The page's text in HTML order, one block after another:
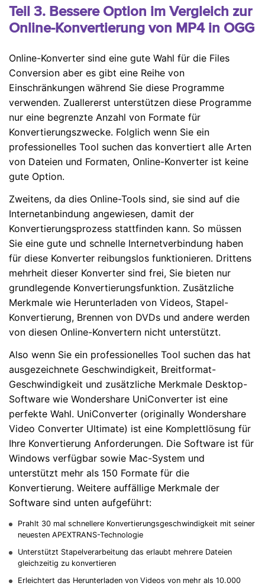
Teil 3. Bessere Option im Vergleich zur
Online-Konvertierung von MP4 in OGG
Online-Konverter sind eine gute Wahl für die Files
Conversion aber es gibt eine Reihe von
Einschränkungen während Sie diese Programme
verwenden. Zuallererst unterstützen diese Programme
nur eine begrenzte Anzahl von Formate für
Konvertierungszwecke. Folglich wenn Sie ein
professionelles Tool suchen das konvertiert alle Arten
von Dateien und Formaten, Online-Konverter ist keine
gute Option.
Zweitens, da dies Online-Tools sind, sie sind auf die
Internetanbindung angewiesen, damit der
Konvertierungsprozess stattfinden kann. So müssen
Sie eine gute und schnelle Internetverbindung haben
für diese Konverter reibungslos funktionieren. Drittens
mehrheit dieser Konverter sind frei, Sie bieten nur
grundlegende Konvertierungsfunktion. Zusätzliche
Merkmale wie Herunterladen von Videos, Stapel-
Konvertierung, Brennen von DVDs und andere werden
von diesen Online-Konvertern nicht unterstützt.
Also wenn Sie ein professionelles Tool suchen das hat
ausgezeichnete Geschwindigkeit, Breitformat-
Geschwindigkeit und zusätzliche Merkmale Desktop-
Software wie Wondershare UniConverter ist eine
perfekte Wahl. UniConverter (originally Wondershare
Video Converter Ultimate) ist eine Komplettlösung für
Ihre Konvertierung Anforderungen. Die Software ist für
Windows verfügbar sowie Mac-System und
unterstützt mehr als 150 Formate für die
Konvertierung. Weitere auffällige Merkmale der
Software sind unten aufgeführt:
Prahlt 30 mal schnellere Konvertierungsgeschwindigkeit mit seiner
neuesten APEXTRANS-Technologie
Unterstützt Stapelverarbeitung das erlaubt mehrere Dateien
gleichzeitig zu konvertieren
Erleichtert das Herunterladen von Videos von mehr als 10.000